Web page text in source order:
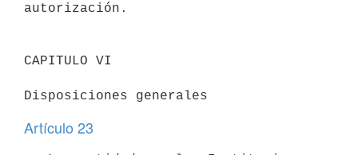
autorización.
CAPITULO VI
Disposiciones generales
Artículo 23